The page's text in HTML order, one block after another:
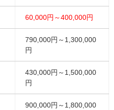
60,000円～400,000円
790,000円～1,300,000
円
430,000円～1,500,000
円
900,000円～1,800,000